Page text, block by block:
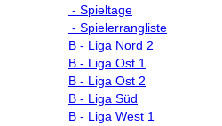
- Spieltage
- Spielerrangliste
B - Liga Nord 2
B - Liga Ost 1
B - Liga Ost 2
B - Liga Süd
B - Liga West 1